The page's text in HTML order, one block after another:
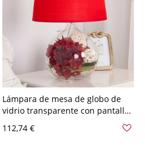
Lámpara de mesa de globo de
vidrio transparente con pantalla
de tela y decoraciones de flores -
110 A 120 V Eléctrico enchufable
112,74 €